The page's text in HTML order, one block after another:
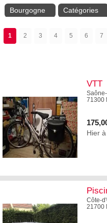
Bourgogne Catégories
1 2 3 4 5 6 7
VTT
71300
Hier
Côte-
21700